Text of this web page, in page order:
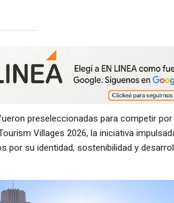
preseleccionadas para competir por
Villages 2026, la iniciativa
por su identidad, sostenibilidad y